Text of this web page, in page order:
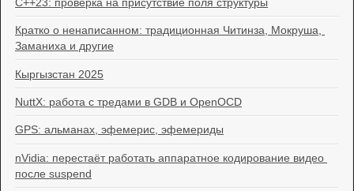
Кратко о ненаписанном: традиционная Читинза, Мокруша,
Заманиха и другие
Кыргызстан 2025
NuttX: работа с тредами в GDB и OpenOCD
GPS: альманах, эфемерис, эфемериды
nVidia: перестаёт работать аппаратное кодирование видео
после suspend